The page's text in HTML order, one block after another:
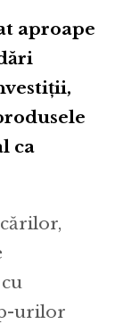
aproape
ca
urilor